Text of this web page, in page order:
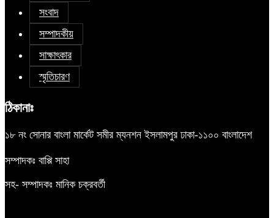
সংবাদ
সম্পাদকীয়
সাক্ষাৎকার
স্মৃতিচারণ
ঠিকানাঃ
১৮ নং সোনার বাংলা মার্কেট সমীর ম্যনশন ইসলামপুর ঢাকা-১১০০ বাংলাদেশ
সম্পাদকঃ বাপ্পি সাহা
সহ- সম্পাদকঃ মানিক চক্রবর্তী